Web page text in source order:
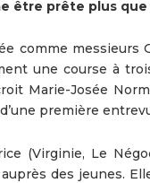
être prête plus
comme
une course à
Marie-Josée
première
(Virginie, Le
des jeunes.